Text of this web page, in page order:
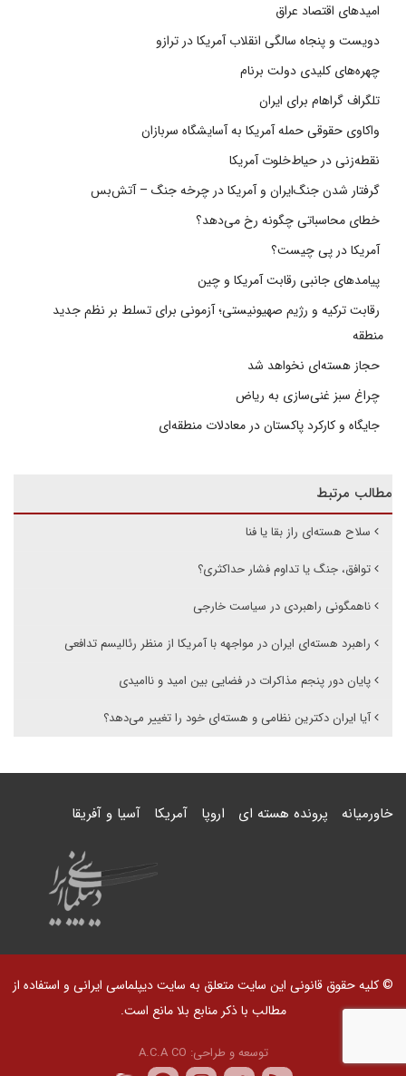
امیدهای اقتصاد عراق
دویست و پنجاه سالگی انقلاب آمریکا در ترازو
چهره‌های کلیدی دولت برنام
تلگراف گراهام برای ایران
واکاوی حقوقی حمله آمریکا به آسایشگاه سربازان
نقطه‌زنی در حیاط‌خلوت آمریکا
گرفتار شدن جنگ‌ایران و آمریکا در چرخه جنگ – آتش‌بس
خطای محاسباتی چگونه رخ می‌دهد؟
آمریکا در پی چیست؟
پیامدهای جانبی رقابت آمریکا و چین
رقابت ترکیه و رژیم صهیونیستی؛ آزمونی برای تسلط بر نظم جدید
منطقه
حجاز هسته‌ای نخواهد شد
چراغ سبز غنی‌سازی به ریاض
جایگاه و کارکرد پاکستان در معادلات منطقه‌ای
مطالب مرتبط
سلاح هسته‌ای راز بقا یا فنا
توافق، جنگ یا تداوم فشار حداکثری؟
ناهمگونی راهبردی در سیاست خارجی
راهبرد هسته‌ای ایران در مواجهه با آمریکا از منظر رئالیسم تدافعی
پایان دور پنجم مذاکرات در فضایی بین امید و ناامیدی
آیا ایران دکترین نظامی و هسته‌ای خود را تغییر می‌دهد؟
خاورمیانه پرونده هسته ای اروپا آمریکا آسیا و آفریقا
© کلیه حقوق قانونی این سایت متعلق به سایت دیپلماسی ایرانی و استفاده از
مطالب با ذکر منابع بلا مانع است.
توسعه و طراحی: A.C.A CO